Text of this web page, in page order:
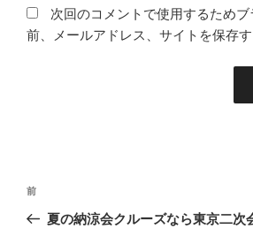
次回のコメントで使用するため
前、メールアドレス、サイトを保存す
投
前
の
前
夏の納涼会クルーズなら東京二次